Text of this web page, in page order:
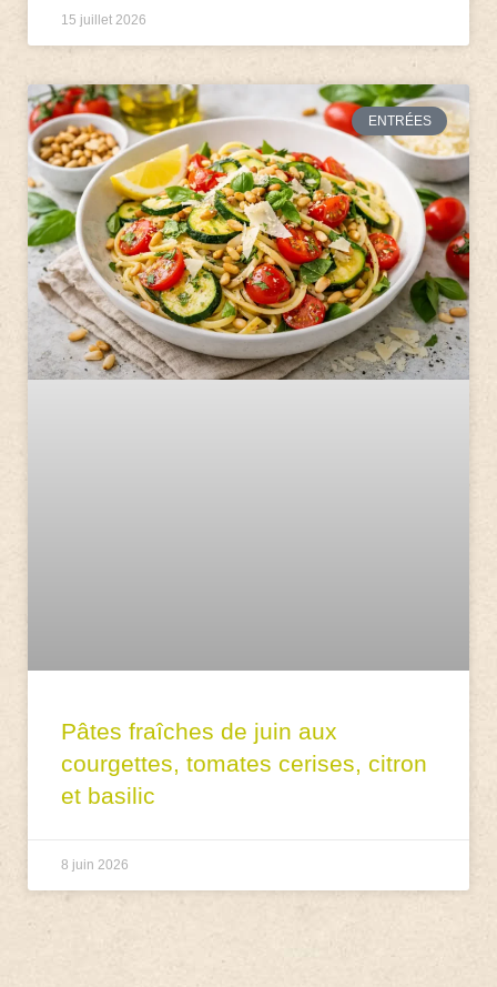
15 juillet 2026
ENTRÉES
Pâtes fraîches de juin aux
courgettes, tomates cerises, citron
et basilic
8 juin 2026